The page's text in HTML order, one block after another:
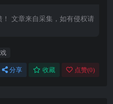
文章来自采集，如有侵权请
分享 收藏 点赞(0)